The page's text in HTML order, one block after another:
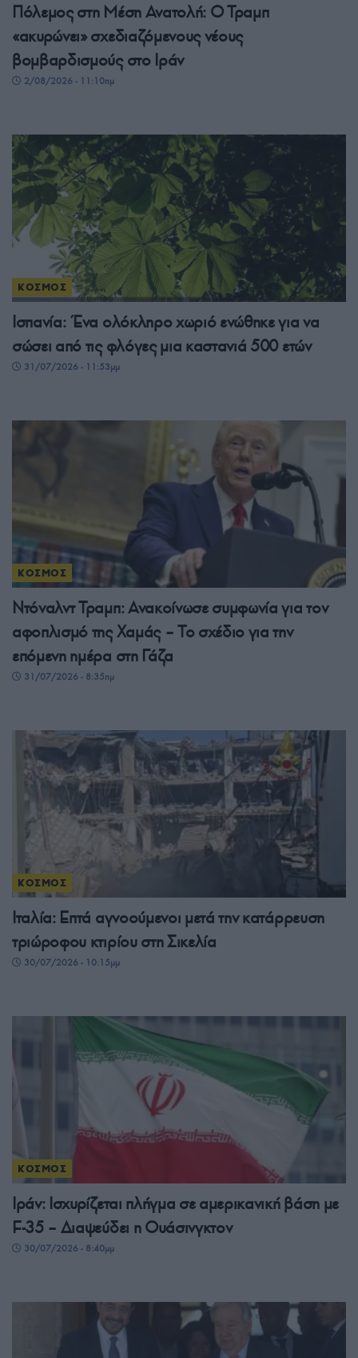
Πόλεμος στη Μέση Ανατολή: Ο Τραμπ
«ακυρώνει» σχεδιαζόμενους νέους
βομβαρδισμούς στο Ιράν
2/08/2026 - 11:10πμ
ΚΟΣΜΟΣ
Ισπανία: Ένα ολόκληρο χωριό ενώθηκε για να
σώσει από τις φλόγες μια καστανιά 500 ετών
31/07/2026 - 11:53μμ
ΚΟΣΜΟΣ
Ντόναλντ Τραμπ: Ανακοίνωσε συμφωνία για τον
αφοπλισμό της Χαμάς – Το σχέδιο για την
επόμενη ημέρα στη Γάζα
31/07/2026 - 8:35πμ
ΚΟΣΜΟΣ
Ιταλία: Επτά αγνοούμενοι μετά την κατάρρευση
τριώροφου κτιρίου στη Σικελία
30/07/2026 - 10:15μμ
ΚΟΣΜΟΣ
Ιράν: Ισχυρίζεται πλήγμα σε αμερικανική βάση με
F-35 – Διαψεύδει η Ουάσινγκτον
30/07/2026 - 8:40μμ